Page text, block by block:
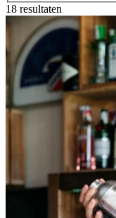
18 resultaten